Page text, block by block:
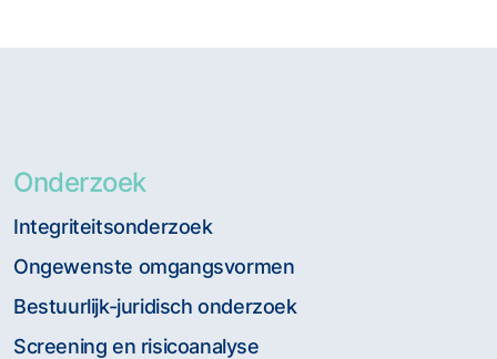
Onderzoek
Integriteitsonderzoek
Ongewenste omgangsvormen
Bestuurlijk-juridisch onderzoek
Screening en risicoanalyse